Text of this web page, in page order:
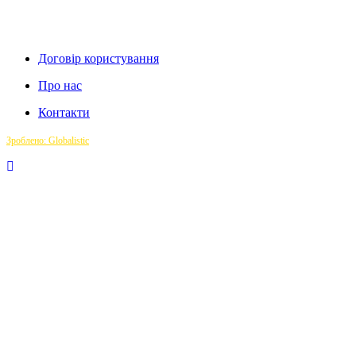
Договір користування
Про нас
Контакти
Зроблено: Globalistic